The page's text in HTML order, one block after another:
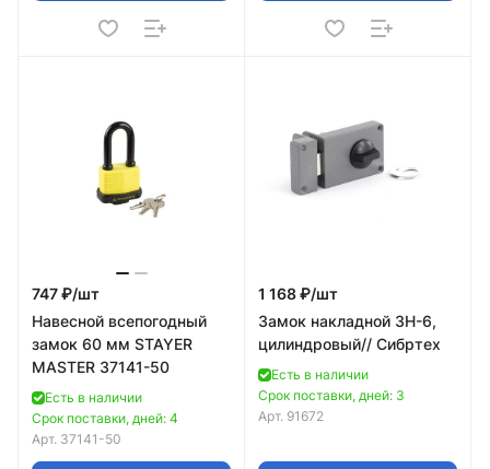
747 ₽/шт
Навесной всепогодный
замок 60 мм STAYER
MASTER 37141-50
Есть в наличии
Срок поставки, дней: 4
Арт. 37141-50
1 168 ₽/шт
Замок накладной ЗН-6,
цилиндровый// Сибртех
Есть в наличии
Срок поставки, дней: 3
Арт. 91672